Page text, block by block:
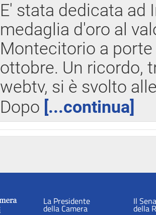
E' stata dedicata ad
medaglia d'oro al
Montecitorio a
ottobre. Un ricordo,
webtv, si è svolto
Dopo [...continua]
La Presidente
della Camera
Il
della